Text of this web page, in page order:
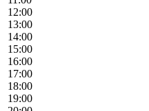
12:00
13:00
14:00
15:00
16:00
17:00
18:00
19:00